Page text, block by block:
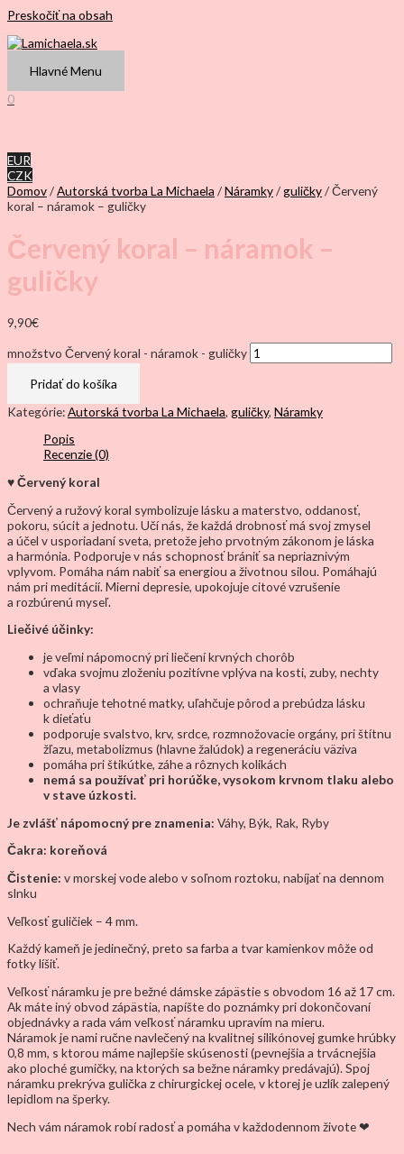
Preskočiť na obsah
Hlavné Menu
0
EUR
CZK
Domov/Autorská tvorba La Michaela /Náramky/guličky/ Červený
koral – náramok – guličky
Červený koral – náramok –
guličky
9,90€
množstvo Červený koral - náramok - guličky
Pridať do košíka
Kategórie:Autorská tvorba La Michaela, guličky, Náramky
Popis
Recenzie (0)
♥ Červený koral
Červený a ružový koral symbolizuje lásku a materstvo, oddanosť,
pokoru, súcit a jednotu. Učí nás, že každá drobnosť má svoj zmysel
a účel v usporiadaní sveta, pretože jeho prvotným zákonom je láska
a harmónia. Podporuje v nás schopnosť brániť sa nepriaznivým
vplyvom. Pomáha nám nabiť sa energiou a životnou silou. Pomáhajú
nám pri meditácií. Mierni depresie, upokojuje citové vzrušenie
a rozbúrenú myseľ.
Liečivé účinky:
je veľmi nápomocný pri liečení krvných chorôb
vďaka svojmu zloženiu pozitívne vplýva na kosti, zuby, nechty
a vlasy
ochraňuje tehotné matky, uľahčuje pôrod a prebúdza lásku
k dieťaťu
podporuje svalstvo, krv, srdce, rozmnožovacie orgány, pri štítnu
žľazu, metabolizmus (hlavne žalúdok) a regeneráciu väziva
pomáha pri štikútke, záhe a rôznych kolikách
nemá sa používať pri horúčke, vysokom krvnom tlaku alebo
v stave úzkosti.
Je zvlášť nápomocný pre znamenia: Váhy, Býk, Rak, Ryby
Čakra: koreňová
Čistenie: v morskej vode alebo v soľnom roztoku, nabíjať na dennom
slnku
Veľkosť guličiek – 4 mm.
Každý kameň je jedinečný, preto sa farba a tvar kamienkov môže od
fotky líšiť.
Veľkosť náramku je pre bežné dámske zápästie s obvodom 16 až 17 cm.
Ak máte iný obvod zápästia, napíšte do poznámky pri dokončovaní
objednávky a rada vám veľkosť náramku upravím na mieru.
Náramok je nami ručne navlečený na kvalitnej silikónovej gumke hrúbky
0,8 mm, s ktorou máme najlepšie skúsenosti (pevnejšia a trvácnejšia
ako ploché gumičky, na ktorých sa bežne náramky predávajú). Spoj
náramku prekrýva gulička z chirurgickej ocele, v ktorej je uzlík zalepený
lepidlom na šperky.
Nech vám náramok robí radosť a pomáha v každodennom živote ❤